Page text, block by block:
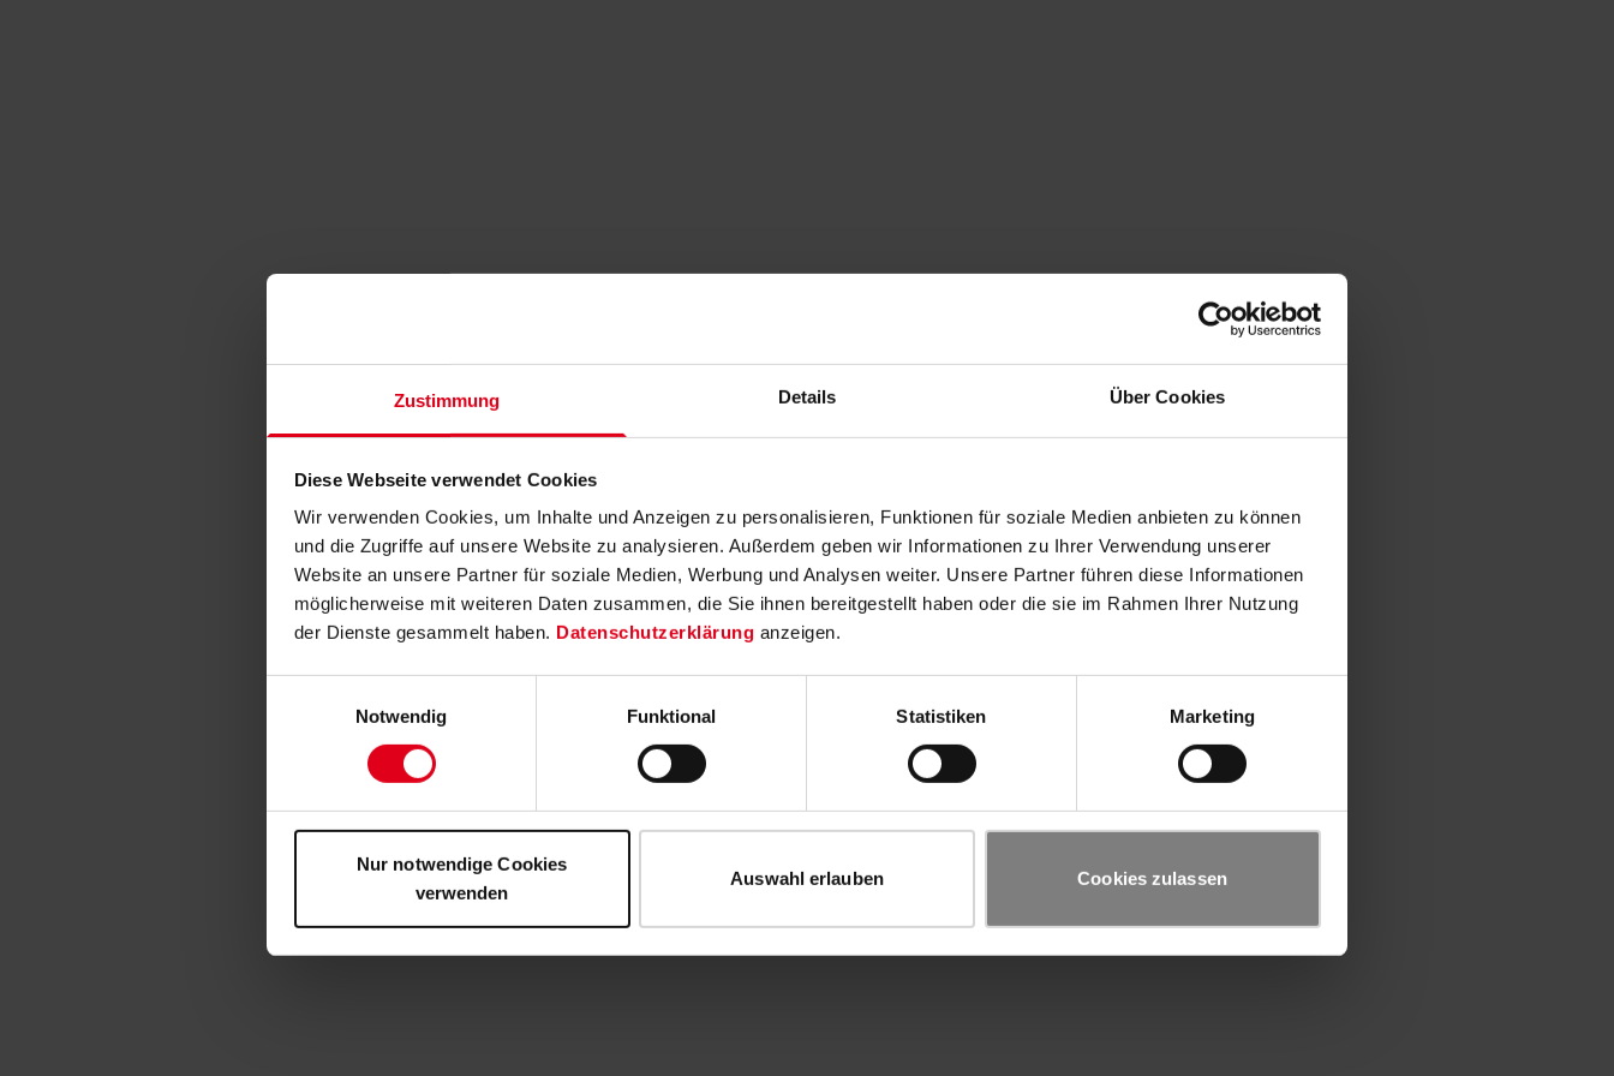
Zustimmung Details Über Cookies
Diese Webseite verwendet Cookies
Wir verwenden Cookies, um Inhalte und Anzeigen zu personalisieren, Funktionen für soziale Medien anbieten zu können
und die Zugriffe auf unsere Website zu analysieren. Außerdem geben wir Informationen zu Ihrer Verwendung unserer
Website an unsere Partner für soziale Medien, Werbung und Analysen weiter. Unsere Partner führen diese Informationen
möglicherweise mit weiteren Daten zusammen, die Sie ihnen bereitgestellt haben oder die sie im Rahmen Ihrer Nutzung
der Dienste gesammelt haben. Datenschutzerklärung anzeigen.
Notwendig
Funktional Statistiken Marketing
Nur notwendige Cookies
verwenden
Auswahl erlauben Cookies zulassen